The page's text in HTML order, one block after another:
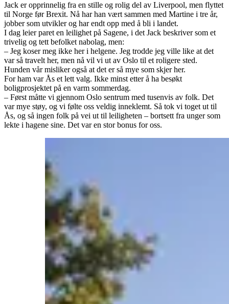
Jack er opprinnelig fra en stille og rolig del av Liverpool, men flyttet
til Norge før Brexit. Nå har han vært sammen med Martine i tre år,
jobber som utvikler og har endt opp med å bli i landet.
I dag leier paret en leilighet på Sagene, i det Jack beskriver som et
trivelig og tett befolket nabolag, men:
– Jeg koser meg ikke her i helgene. Jeg trodde jeg ville like at det
var så travelt her, men nå vil vi ut av Oslo til et roligere sted.
Hunden vår misliker også at det er så mye som skjer her.
For ham var Ås et lett valg. Ikke minst etter å ha besøkt
boligprosjektet på en varm sommerdag.
– Først måtte vi gjennom Oslo sentrum med tusenvis av folk. Det
var mye støy, og vi følte oss veldig inneklemt. Så tok vi toget ut til
Ås, og så ingen folk på vei ut til leiligheten – bortsett fra unger som
lekte i hagene sine. Det var en stor bonus for oss.